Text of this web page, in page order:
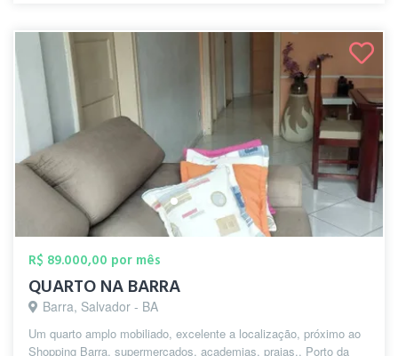
R$ 89.000,00 por mês
QUARTO NA BARRA
Barra, Salvador - BA
Um quarto amplo mobiliado, excelente a localização, próximo ao
Shopping Barra, supermercados, academias, praias.. Porto da